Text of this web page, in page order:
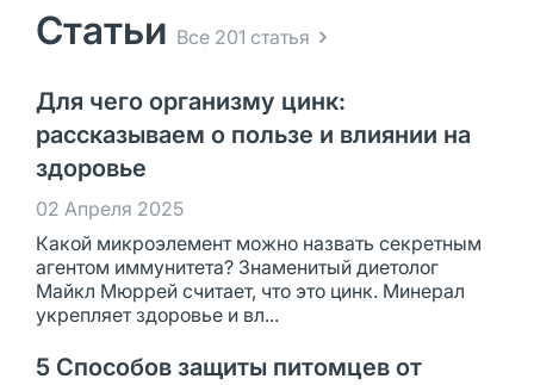
Статьи Все 201 статья
Для чего организму цинк:
рассказываем о пользе и влиянии на
здоровье
02 Апреля 2025
Какой микроэлемент можно назвать секретным
агентом иммунитета? Знаменитый диетолог
Майкл Мюррей считает, что это цинк. Минерал
укрепляет здоровье и вл...
5 Способов защиты питомцев от